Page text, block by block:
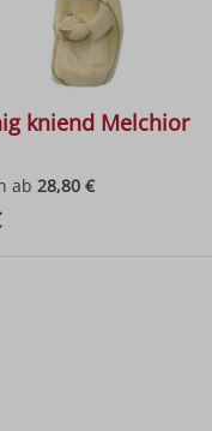
kniend Melchior
ab 28,80 €
Preis: